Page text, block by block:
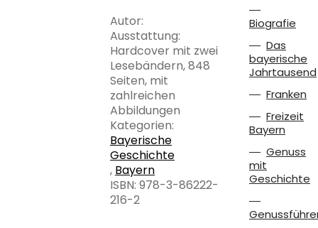
Autor:
Ausstattung:
Hardcover mit zwei
Lesebändern, 848
Seiten, mit
zahlreichen
Abbildungen
Kategorien:
Bayerische
Geschichte
, Bayern
ISBN: 978-3-86222-
216-2
Biografie
Das
bayerische
Jahrtausend
Franken
Freizeit
Bayern
Genuss
mit
Geschichte